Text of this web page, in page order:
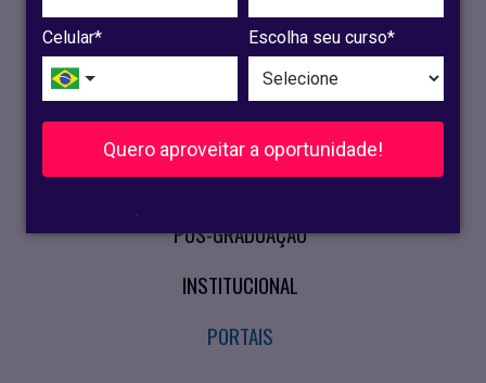
Celular* Escolha seu curso*
Quero aproveitar a oportunidade!
.
OLINDA
RECIFE
VESTIBULAR
CURSOS PRESENCIAIS
PÓS-GRADUAÇÃO
INSTITUCIONAL
PORTAIS